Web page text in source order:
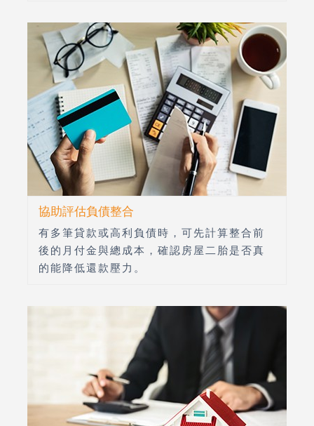
協助評估負債整合
有多筆貸款或高利負債時，可先計算整合前
後的月付金與總成本，確認房屋二胎是否真
的能降低還款壓力。